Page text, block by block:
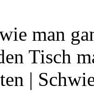
man
Tisch
|